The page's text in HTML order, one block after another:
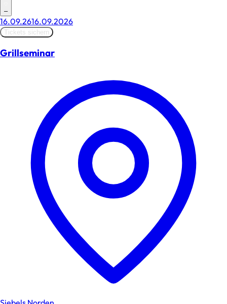
–
16.09.2616.09.2026
Tickets sichern
Grillseminar